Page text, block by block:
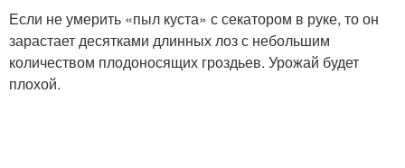
Если не умерить «пыл куста» с секатором в руке, то он
зарастает десятками длинных лоз с небольшим
количеством плодоносящих гроздьев. Урожай будет
плохой.